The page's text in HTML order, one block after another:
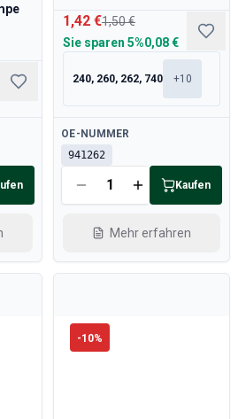
1,42 €1,50 €
Sie sparen 5%0,08 €
240, 260, 262, 740 +10
Verfügbar
OE-NUMMER
941262
Kaufen
Mehr erfahren
-10%